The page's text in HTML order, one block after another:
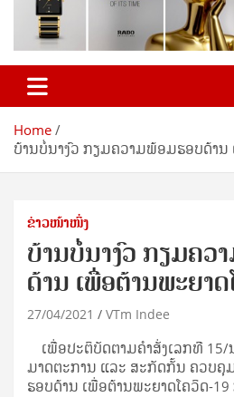
Home
ບ້ານບໍ່ນາງົວ ກຽມຄວາມພ້ອມຮອບດ້ານ
ຂ່າວໜ້າໜຶ່ງ
ບ້ານບໍ່ນາງົວ ກຽມຄວ
ດ້ານ ເພື່ອຕ້ານພະຍາດ
27/04/2021 VTm Indee
ເພື່ອປະຕິບັດຕາມຄໍາສັ່ງເລກທີ
ມາດຕະການ ແລະ ສະກັດກັ້ນ ຄວບ
ຮອບດ້ານ ເພື່ອຕ້ານພະຍາດໂຄວິດ-19